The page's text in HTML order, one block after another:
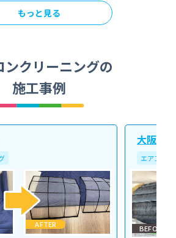
もっと見る
ンクリーニングの
施工事例
AFTER
大阪北
エアコン
BEFORE